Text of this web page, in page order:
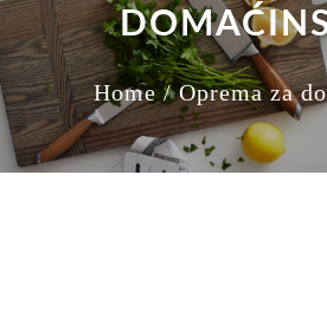
Home / Oprema za